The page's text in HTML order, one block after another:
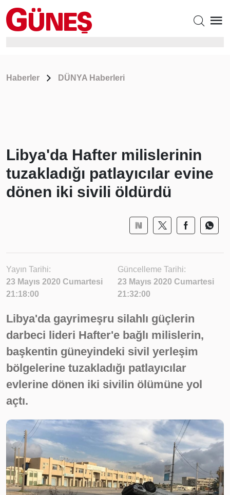
Haberler DÜNYA Haberleri
Libya'da Hafter milislerinin
tuzakladığı patlayıcılar evine
dönen iki sivili öldürdü
Yayın Tarihi:
23 Mayıs 2020 Cumartesi
21:18:00
Güncelleme Tarihi:
23 Mayıs 2020 Cumartesi
21:32:00
Libya'da gayrimeşru silahlı güçlerin
darbeci lideri Hafter'e bağlı milislerin,
başkentin güneyindeki sivil yerleşim
bölgelerine tuzakladığı patlayıcılar
evlerine dönen iki sivilin ölümüne yol
açtı.